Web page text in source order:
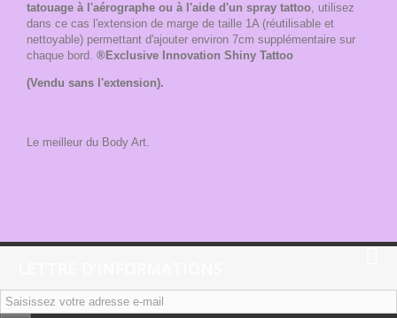
tatouage à l'aérographe ou à l'aide d'un spray tattoo, utilisez
dans ce cas l'extension de marge de taille 1A (réutilisable et
nettoyable) permettant d'ajouter environ 7cm supplémentaire sur
chaque bord. ®Exclusive Innovation Shiny Tattoo
(Vendu sans l'extension).
Le meilleur du Body Art.